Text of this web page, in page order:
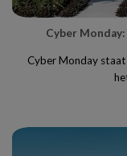
Cyber
Cyber Monday